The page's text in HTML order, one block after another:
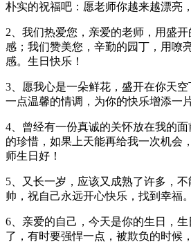
朴实的祝福吧：愿老师你越来越漂亮
2、我们热爱您，亲爱的老师，用盛
感；我们赞美您，辛勤的园丁，用嘹
感。生日快乐！
3、愿我心是一朵鲜花，盛开在你天
一点温馨的情调，为你的快乐增添一
4、曾经有一份真诚的关怀放在我的
的珍惜，如果上天能再给我一次机会
师生日好！
5、又长一岁，应该又成熟了许多，
帅，祝自己永远开心快乐，找到幸福
6、亲爱的自己，今天是你的生日，
了，有时要强悍一点，被欺负的时候